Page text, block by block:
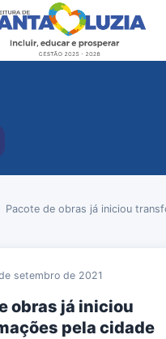
Pacote de obras já iniciou
setembro de 2021
obras já iniciou
pela cidade